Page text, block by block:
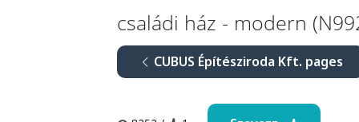
családi ház - modern
CUBUS Építésziroda Kft. pages